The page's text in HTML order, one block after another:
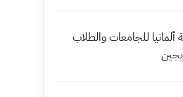
ألمانيا للجامعات والطلاب